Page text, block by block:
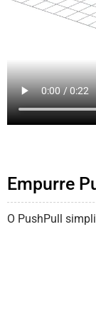
Empurre
O PushPull